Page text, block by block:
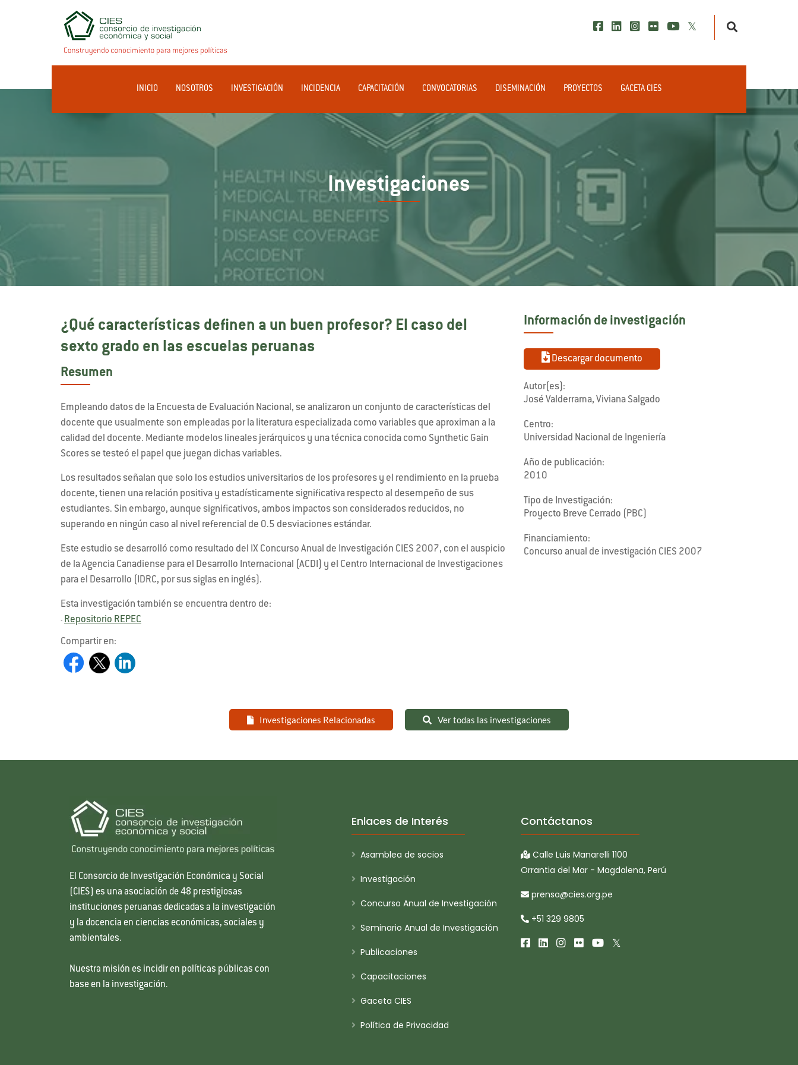
INICIO NOSOTROS INVESTIGACIÓN INCIDENCIA CAPACITACIÓN CONVOCATORIAS DISEMINACIÓN PROYECTOS GACETA CIES
Investigaciones
¿Qué características definen a un buen profesor? El caso del
sexto grado en las escuelas peruanas
Resumen
Empleando datos de la Encuesta de Evaluación Nacional, se analizaron un conjunto de características del
docente que usualmente son empleadas por la literatura especializada como variables que aproximan a la
calidad del docente. Mediante modelos lineales jerárquicos y una técnica conocida como Synthetic Gain
Scores se testeó el papel que juegan dichas variables.
Los resultados señalan que solo los estudios universitarios de los profesores y el rendimiento en la prueba
docente, tienen una relación positiva y estadísticamente significativa respecto al desempeño de sus
estudiantes. Sin embargo, aunque significativos, ambos impactos son considerados reducidos, no
superando en ningún caso al nivel referencial de 0.5 desviaciones estándar.
Este estudio se desarrolló como resultado del IX Concurso Anual de Investigación CIES 2007, con el auspicio
de la Agencia Canadiense para el Desarrollo Internacional (ACDI) y el Centro Internacional de Investigaciones
para el Desarrollo (IDRC, por sus siglas en inglés).
Esta investigación también se encuentra dentro de:
- Repositorio REPEC
Compartir en:
Información de investigación
Descargar documento
Autor(es):
José Valderrama, Viviana Salgado
Centro:
Universidad Nacional de Ingeniería
Año de publicación:
2010
Tipo de Investigación:
Proyecto Breve Cerrado (PBC)
Financiamiento:
Concurso anual de investigación CIES 2007
Investigaciones Relacionadas Ver todas las investigaciones
El Consorcio de Investigación Económica y Social
(CIES) es una asociación de 48 prestigiosas
instituciones peruanas dedicadas a la investigación
y la docencia en ciencias económicas, sociales y
ambientales.
Nuestra misión es incidir en políticas públicas con
base en la investigación.
Enlaces de Interés
Asamblea de socios
Investigación
Concurso Anual de Investigación
Seminario Anual de Investigación
Publicaciones
Capacitaciones
Gaceta CIES
Política de Privacidad
Contáctanos
Calle Luis Manarelli 1100
Orrantia del Mar - Magdalena, Perú
prensa@cies.org.pe
+51 329 9805